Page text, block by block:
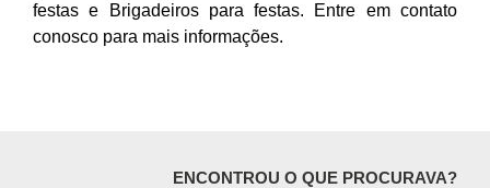
festas e Brigadeiros para festas. Entre em contato
conosco para mais informações.
ENCONTROU O QUE PROCURAVA?